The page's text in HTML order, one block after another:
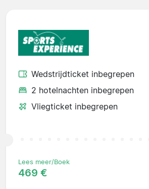
Wedstrijdticket inbegrepen
2 hotelnachten inbegrepen
Vliegticket inbegrepen
Lees meer/Boek
469 €